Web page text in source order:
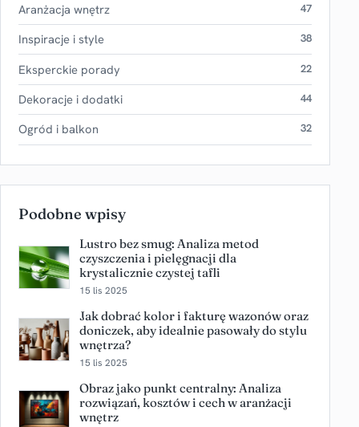
Aranżacja wnętrz 47
Inspiracje i style 38
Eksperckie porady 22
Dekoracje i dodatki 44
Ogród i balkon 32
Podobne wpisy
Lustro bez smug: Analiza metod
czyszczenia i pielęgnacji dla
krystalicznie czystej tafli
15 lis 2025
Jak dobrać kolor i fakturę wazonów oraz
doniczek, aby idealnie pasowały do stylu
wnętrza?
15 lis 2025
Obraz jako punkt centralny: Analiza
rozwiązań, kosztów i cech w aranżacji
wnętrz